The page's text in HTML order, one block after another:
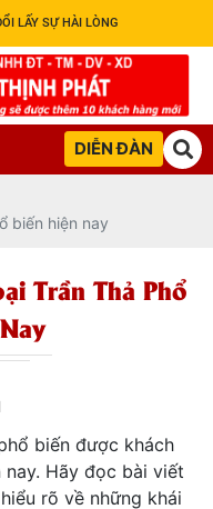
LẤY SỰ HÀI LÒNG
DIỄN ĐÀN
biến hiện nay
Trần Thả Phổ
biến được khách
Hãy đọc bài viết
rõ về những khái